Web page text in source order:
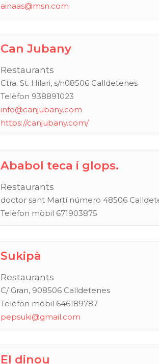
ainaas@msn.com
Can Jubany
Restaurants
Ctra. St. Hilari, s/n08506 Calldetenes
Telèfon 938891023
info@canjubany.com
https://canjubany.com/
Ababol teca i glops.
Restaurants
doctor sant Martí número 48506
Telèfon mòbil 671903875
Sukipà
Restaurants
C/ Gran, 908506 Calldetenes
Telèfon mòbil 646189787
pepsuki@gmail.com
El dinou